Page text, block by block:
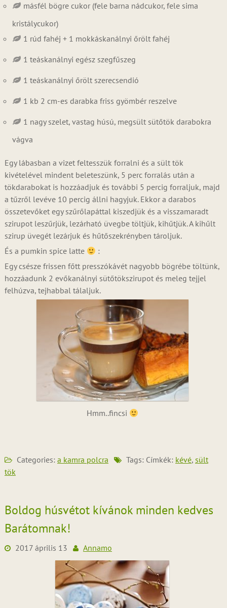
másfél bögre cukor (fele barna nádcukor, fele sima
kristálycukor)
1 rúd fahéj + 1 mokkáskanálnyi őrölt fahéj
1 teáskanálnyi egész szegfűszeg
1 teáskanálnyi őrölt szerecsendió
1 kb 2 cm-es darabka friss gyömbér reszelve
1 nagy szelet, vastag húsú, megsült sütőtök darabokra
vágva
Egy lábasban a vizet feltesszük forralni és a sült tök
kivételével mindent beleteszünk, 5 perc forralás után a
tökdarabokat is hozzáadjuk és további 5 percig forraljuk, majd
a tűzről levéve 10 percig állni hagyjuk. Ekkor a darabos
összetevőket egy szűrőlapáttal kiszedjük és a visszamaradt
szirupot leszűrjük, lezárható üvegbe töltjük, kihűtjük. A kihűlt
szirup üvegét lezárjuk és hűtőszekrényben tároljuk.
És a pumkin spice latte
:
Egy csésze frissen főtt presszókávét nagyobb bögrébe töltünk,
hozzáadunk 2 evőkanálnyi sütőtökszirupot és meleg tejjel
felhúzva, tejhabbal tálaljuk.
Hmm..fincsi
Categories: a kamra polcra Tags: Címkék: kévé, sült
tök
Boldog húsvétot kívánok minden kedves
Barátomnak!
2017 április 13 Annamo